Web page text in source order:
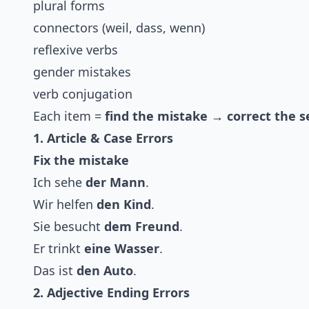
plural forms
connectors (weil, dass, wenn)
reflexive verbs
gender mistakes
verb conjugation
Each item = find the mistake → correct the
1. Article & Case Errors
Fix the mistake
Ich sehe der Mann.
Wir helfen den Kind.
Sie besucht dem Freund.
Er trinkt eine Wasser.
Das ist den Auto.
2. Adjective Ending Errors